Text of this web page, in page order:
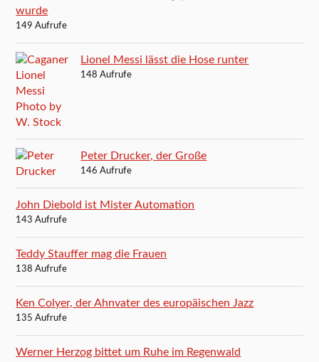
wurde
149 Aufrufe
Lionel Messi lässt die Hose runter
148 Aufrufe
Peter Drucker, der Große
146 Aufrufe
John Diebold ist Mister Automation
143 Aufrufe
Teddy Stauffer mag die Frauen
138 Aufrufe
Ken Colyer, der Ahnvater des europäischen Jazz
135 Aufrufe
Werner Herzog bittet um Ruhe im Regenwald